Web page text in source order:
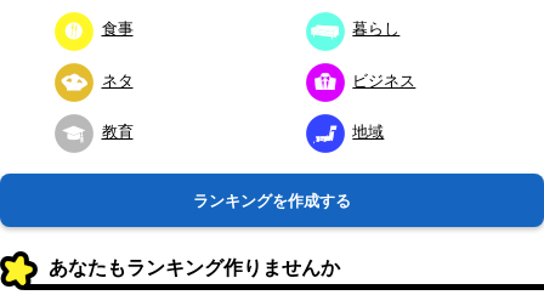
食事 暮らし
ネタ ビジネス
教育 地域
ランキングを作成する
あなたもランキング作りませんか